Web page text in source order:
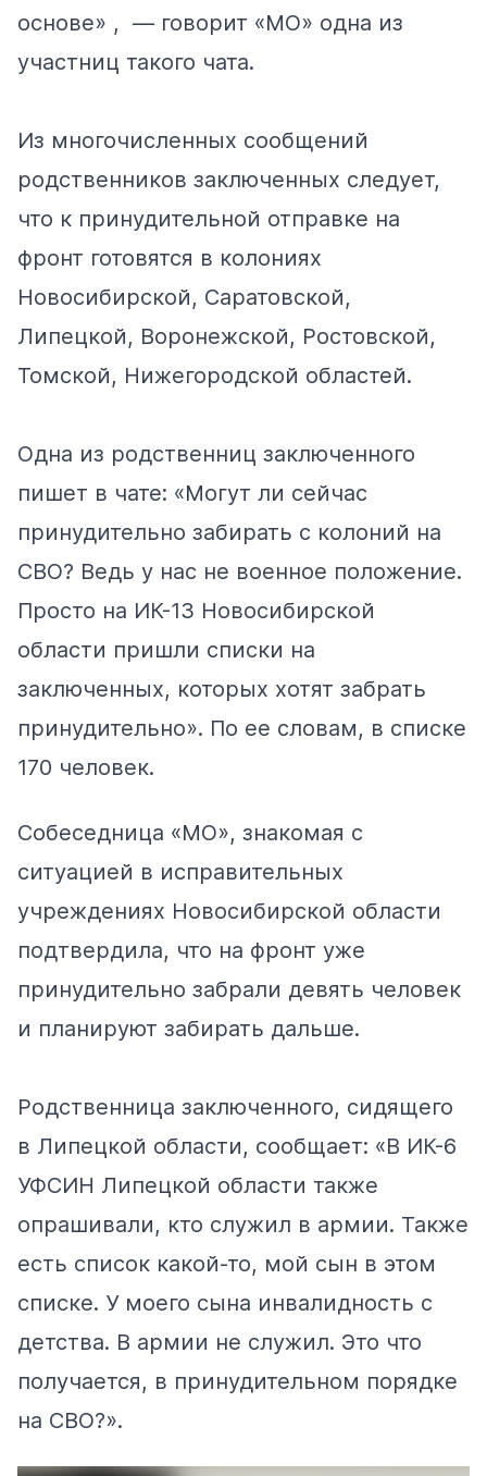
основе» , — говорит «МО» одна из
участниц такого чата.
Из многочисленных сообщений
родственников заключенных следует,
что к принудительной отправке на
фронт готовятся в колониях
Новосибирской, Саратовской,
Липецкой, Воронежской, Ростовской,
Томской, Нижегородской областей.
Одна из родственниц заключенного
пишет в чате: «Могут ли сейчас
принудительно забирать с колоний на
СВО? Ведь у нас не военное положение.
Просто на ИК-13 Новосибирской
области пришли списки на
заключенных, которых хотят забрать
принудительно». По ее словам, в списке
170 человек.
Собеседница «МО», знакомая с
ситуацией в исправительных
учреждениях Новосибирской области
подтвердила, что на фронт уже
принудительно забрали девять человек
и планируют забирать дальше.
Родственница заключенного, сидящего
в Липецкой области, сообщает: «В ИК-6
УФСИН Липецкой области также
опрашивали, кто служил в армии. Также
есть список какой-то, мой сын в этом
списке. У моего сына инвалидность с
детства. В армии не служил. Это что
получается, в принудительном порядке
на СВО?».